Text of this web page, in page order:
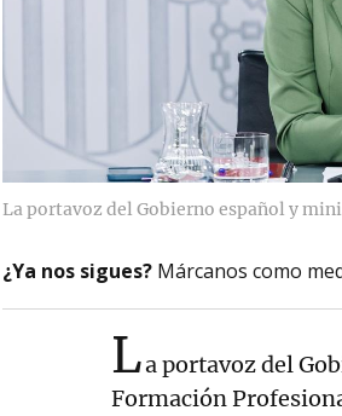
La portavoz del Gobierno español y
¿Ya nos sigues? Márcanos como
La portavoz del
Formación